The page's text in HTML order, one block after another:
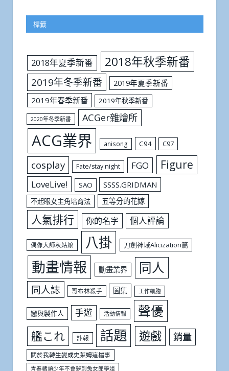
標籤
2018年夏季新番 2018年秋季新番
2019年冬季新番
2019年夏季新番
2019年春季新番
2019年秋季新番
2020年冬季新番 ACGer雜燴所
ACG業界 anisong C94 C97
cosplay Fate/stay night FGO Figure
LoveLive! SAO SSSS.GRIDMAN
不起眼女主角培育法 五等分的花嫁
人氣排行 你的名字 個人評論
偶像大師灰姑娘 八掛 刀劍神域Alicization篇
動畫情報 動畫業界 同人
同人誌 哥布林殺手 圖集 工作細胞
戀與製作人 手遊 活動情報 聲優
艦これ 訃報 話題 遊戲 銷量
關於我轉生變成史萊姆這檔事
青春豬頭少年不會夢到兔女郎學姐